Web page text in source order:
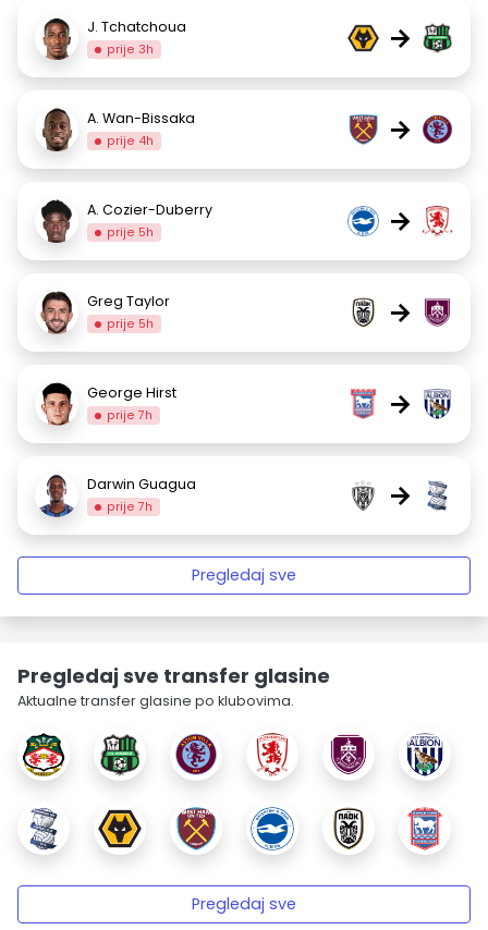
J. Tchatchoua
prije 3h →
A. Wan-Bissaka
prije 4h →
A. Cozier-Duberry
prije 5h →
Greg Taylor
prije 5h →
George Hirst
prije 7h →
Darwin Guagua
prije 7h →
Pregledaj sve
Pregledaj sve transfer glasine
Aktualne transfer glasine po klubovima.
Pregledaj sve